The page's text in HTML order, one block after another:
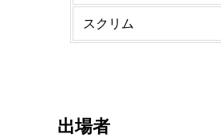
スクリム
出場者